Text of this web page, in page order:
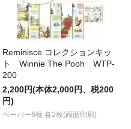
Reminisce コレクションキッ
ト Winnie The Pooh WTP-
200
2,200円(本体2,000円、税200
円)
ペーパー6種 各2枚(両面印刷)